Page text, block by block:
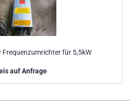
Frequenzumrichter für 5,5kW
auf Anfrage